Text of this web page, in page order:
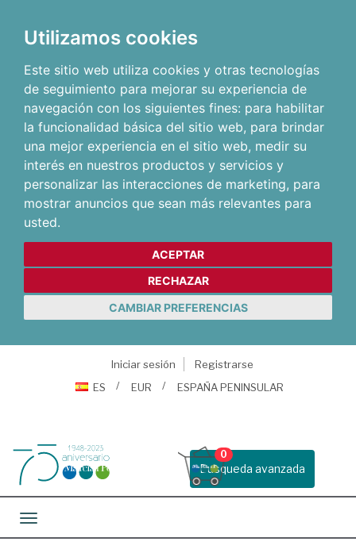
Utilizamos cookies
Este sitio web utiliza cookies y otras tecnologías
de seguimiento para mejorar su experiencia de
navegación con los siguientes fines: para habilitar
la funcionalidad básica del sitio web, para brindar
una mejor experiencia en el sitio web, medir su
interés en nuestros productos y servicios y
personalizar las interacciones de marketing, para
mostrar anuncios que sean más relevantes para
usted.
ACEPTAR
RECHAZAR
CAMBIAR PREFERENCIAS
Iniciar sesión
Registrarse
ES
EUR ESPAÑA PENINSULAR
Busqueda avanzada
0
Toggle navigation